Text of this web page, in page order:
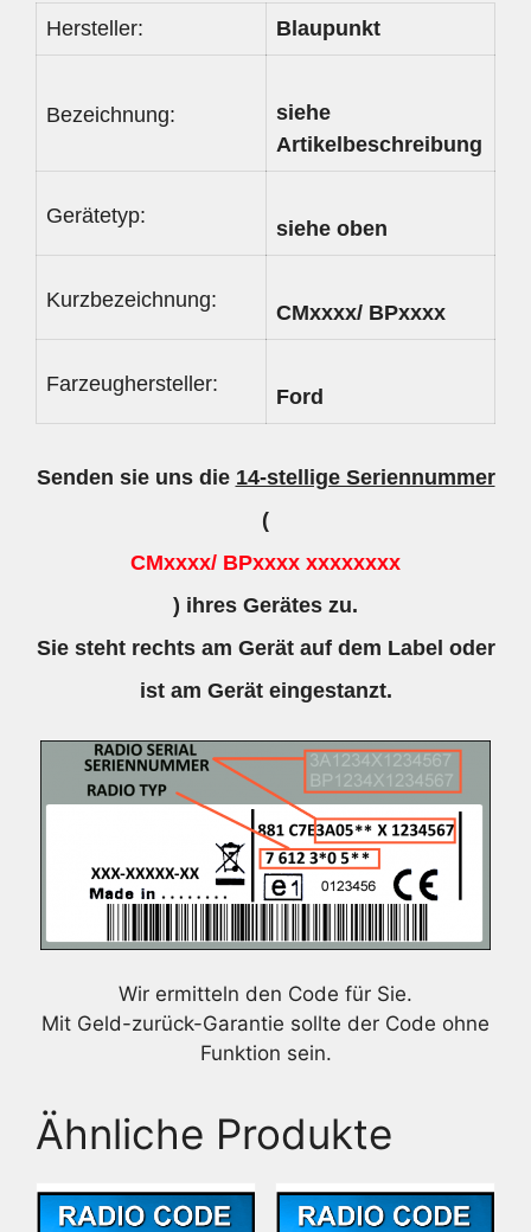
Hersteller: Blaupunkt
Bezeichnung:
siehe
Artikelbeschreibung
Gerätetyp:
siehe oben
Kurzbezeichnung:
CMxxxx/ BPxxxx
Farzeughersteller:
Ford
Senden sie uns die 14-stellige Seriennummer
(
CMxxxx/ BPxxxx xxxxxxxx
) ihres Gerätes zu.
Sie steht rechts am Gerät auf dem Label oder
ist am Gerät eingestanzt.
Wir ermitteln den Code für Sie.
Mit Geld-zurück-Garantie sollte der Code ohne
Funktion sein.
Ähnliche Produkte